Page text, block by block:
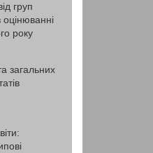
груп
оцінюванні
року
загальних